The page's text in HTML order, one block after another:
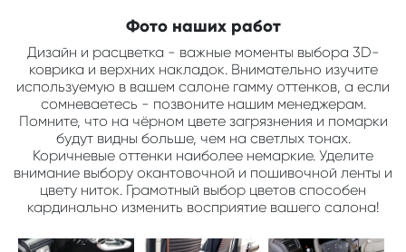
Фото наших работ
Дизайн и расцветка - важные моменты выбора 3D-
коврика и верхних накладок. Внимательно изучите
используемую в вашем салоне гамму оттенков, а если
сомневаетесь - позвоните нашим менеджерам.
Помните, что на чёрном цвете загрязнения и помарки
будут видны больше, чем на светлых тонах.
Коричневые оттенки наиболее немаркие. Уделите
внимание выбору окантовочной и пошивочной ленты и
цвету ниток. Грамотный выбор цветов способен
кардинально изменить восприятие вашего салона!